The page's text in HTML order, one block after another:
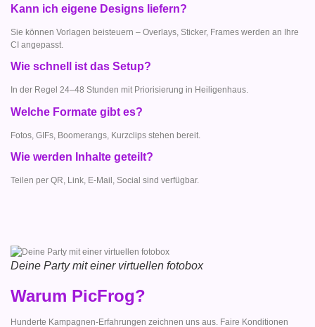
Kann ich eigene Designs liefern?
Sie können Vorlagen beisteuern – Overlays, Sticker, Frames werden an Ihre
CI angepasst.
Wie schnell ist das Setup?
In der Regel 24–48 Stunden mit Priorisierung in Heiligenhaus.
Welche Formate gibt es?
Fotos, GIFs, Boomerangs, Kurzclips stehen bereit.
Wie werden Inhalte geteilt?
Teilen per QR, Link, E-Mail, Social sind verfügbar.
Deine Party mit einer virtuellen fotobox
Warum PicFrog?
Hunderte Kampagnen-Erfahrungen zeichnen uns aus. Faire Konditionen